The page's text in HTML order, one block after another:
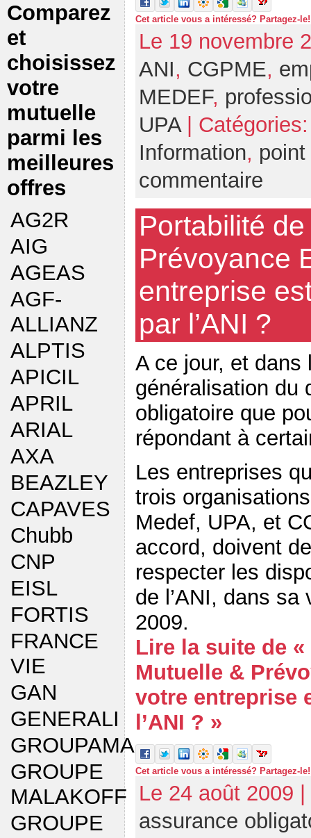
Comparez
et
choisissez
votre
mutuelle
parmi les
meilleures
offres
AG2R
AIG
AGEAS
AGF-
ALLIANZ
ALPTIS
APICIL
APRIL
ARIAL
AXA
BEAZLEY
CAPAVES
Chubb
CNP
EISL
FORTIS
FRANCE
VIE
GAN
GENERALI
GROUPAMA
GROUPE
MALAKOFF
GROUPE
Cet article vous a intéressé? Partagez-le!
Le 19 novembre
ANI, CGPME,
MEDEF,
UPA|
Information,
commentaire
Portabilité
Prévoyance
entreprise
par l’ANI ?
A ce jour, et dans
généralisation du
obligatoire que
répondant à
Les entreprises
trois
Medef, UPA, et
accord, doivent
respecter les
de l’ANI, dans sa
2009.
Lire la suite de
Mutuelle &
votre entreprise
l’ANI ? »
Cet article vous a intéressé? Partagez-le!
Le 24 août 2009
assurance